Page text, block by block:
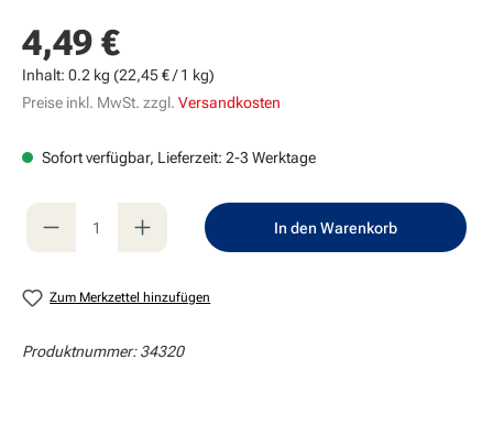
Regulärer Preis:
4,49 €
Inhalt: 0.2 kg (22,45 € / 1 kg)
Preise inkl. MwSt. zzgl. Versandkosten
Sofort verfügbar, Lieferzeit: 2-3 Werktage
Produkt Anzahl: Gib den gewünschten
In den Warenkorb
Zum Merkzettel hinzufügen
Produktnummer:34320